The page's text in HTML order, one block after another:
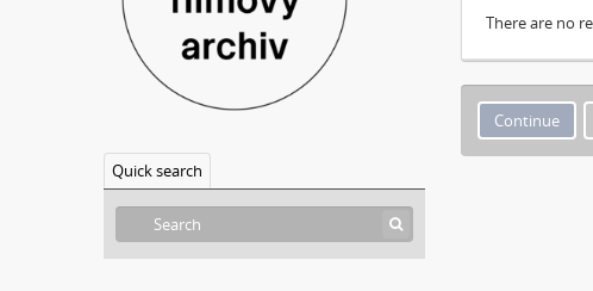
Quick search
There are no